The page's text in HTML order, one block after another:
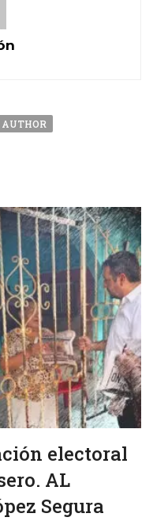
AUTHOR
electoral
AL
Segura